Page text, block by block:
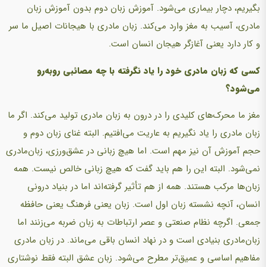
بگیریم، دچار بیماری می‌شود. آموزش زبان دوم بدون آموزش زبان
مادری، آسیب به مغز وارد می‌کند. زبان مادری با هیجانات اصیل ما سر
و کار دارد یعنی آغازگر هیجان انسان است.
کسی که زبان مادری خود را یاد نگرفته با چه مصائبی روبه‌رو
می‌شود؟
مغز ما محرک‌های کلیدی را در درون به زبان مادری تولید می‌کند. اگر ما
زبان مادری را یاد نگیریم به عاریت می‌افتیم. البته غنای زبان دوم و
حجم آموزش آن نیز مهم است. اما هیچ زبانی در عشق‌ورزی، زبان‌مادری
نمی‌شود. البته این را هم باید گفت که هیچ زبانی خالص نیست. همه
زبان‌ها مرکب هستند. همه از هم تأثیر گرفته‌اند اما در بنیاد درونی
انسان، آنچه نشسته زبان اول است. زبان یعنی فرهنگ یعنی حافظه
جمعی. اگرچه نظام صنعتی و عصر ارتباطات به زبان ضربه می‌زنند اما
زبان‌مادری بنیادی است و در نهاد انسان باقی می‌ماند. در زبان مادری
مفاهیم اساسی و عمیق‌تر مطرح می‌شود. زبان عشق البته فقط نوشتاری